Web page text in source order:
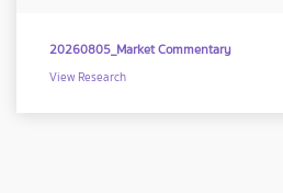
20260805_Market Commentary
View Research